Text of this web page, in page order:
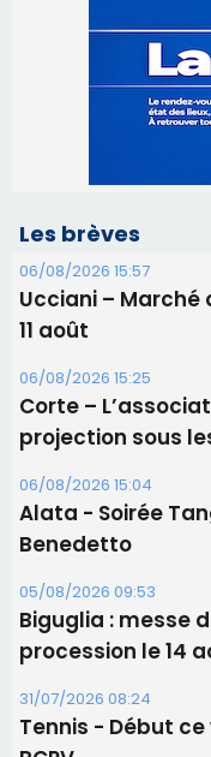
06/08/2026 15:57
Ucciani –
Corte –
projection sous
06/08/2026 15:04
Alata - Soirée
Benedetto
05/08/2026 09:53
Biguglia : messe
procession le 14
31/07/2026 08:24
Tennis - Début
RCPV
31/07/2026 08:22
82ème
Commandant